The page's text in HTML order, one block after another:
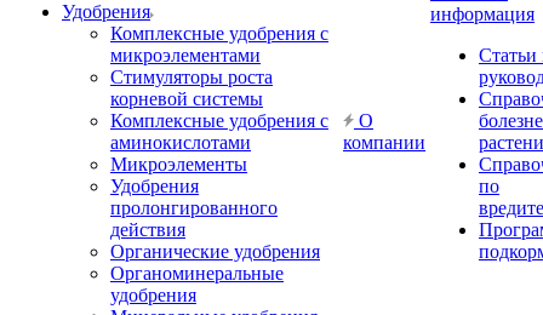
Удобрения
Комплексные удобрения с
микроэлементами
Стимуляторы роста
корневой системы
Комплексные удобрения с
аминокислотами
Микроэлементы
Удобрения
пролонгированного
действия
Органические удобрения
Органоминеральные
удобрения
О
компании
информация
Статьи
по